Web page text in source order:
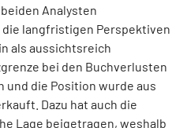
beiden Analysten
langfristigen Perspektiven
als aussichtsreich
bei den Buchverlusten
und die Position wurde aus
Dazu hat auch die
Lage beigetragen, weshalb